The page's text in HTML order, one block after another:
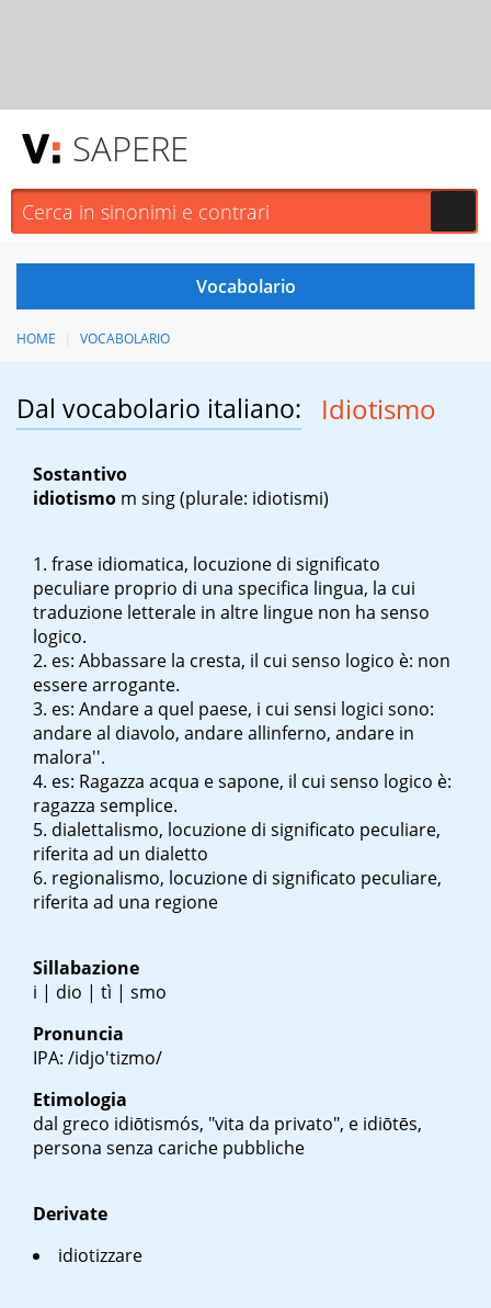
SAPERE
HOME VOCABOLARIO
Dal vocabolario italiano: Idiotismo
Sostantivo
idiotismo m sing(plurale: idiotismi)
frase idiomatica, locuzione di significato
peculiare proprio di una specifica lingua, la cui
traduzione letterale in altre lingue non ha senso
logico.
es: Abbassare la cresta, il cui senso logico è: non
essere arrogante.
es: Andare a quel paese, i cui sensi logici sono:
andare al diavolo, andare allinferno, andare in
malora''.
es: Ragazza acqua e sapone, il cui senso logico è:
ragazza semplice.
dialettalismo, locuzione di significato peculiare,
riferita ad un dialetto
regionalismo, locuzione di significato peculiare,
riferita ad una regione
Sillabazione
i | dio | tì | smo
Pronuncia
IPA: /idjo'tizmo/
Etimologia
dal greco idiōtismós, "vita da privato", e idiōtēs,
persona senza cariche pubbliche
Derivate
idiotizzare